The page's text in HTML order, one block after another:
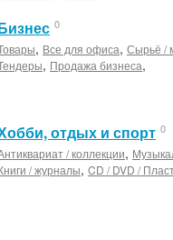
0
, Все для офиса, Сырьё /
, Продажа бизнеса,
отдых и спорт 0
/ коллекции,
/ журналы, CD / DVD /